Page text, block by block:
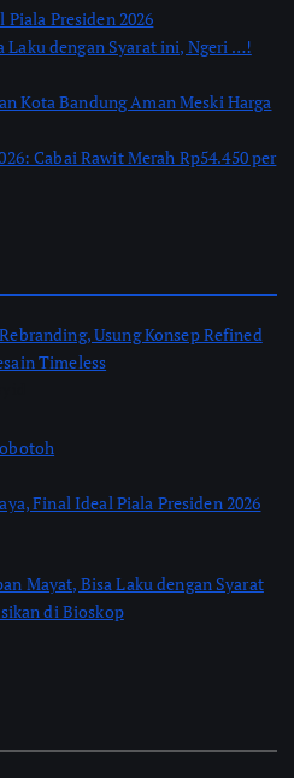
Piala Presiden 2026
Laku dengan Syarat ini, Ngeri …!
Kota Bandung Aman Meski Harga
Cabai Rawit Merah Rp54.450 per
Usung Konsep Refined
Timeless
Final Ideal Piala Presiden 2026
Mayat, Bisa Laku dengan Syarat
di Bioskop